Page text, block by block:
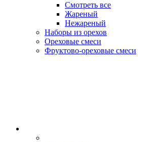
Смотреть все
Жареный
Нежареный
Наборы из орехов
Ореховые смеси
Фруктово-ореховые смеси